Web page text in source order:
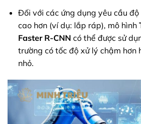
Đối với các ứng dụng yêu cầu
cao hơn (ví dụ: lắp ráp), mô hình
Faster R-CNN có thể được sử
trường có tốc độ xử lý chậm hơn
nhỏ.